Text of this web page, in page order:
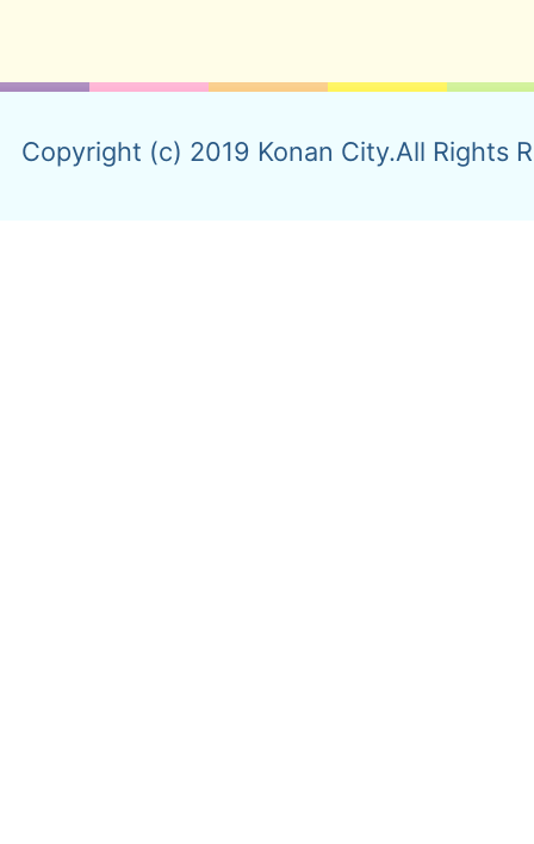
Copyright (c) 2019 Konan City.All Rights